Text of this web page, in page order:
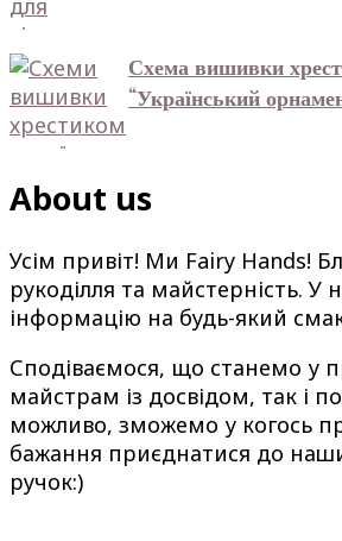
Схема вишивки
“Український
About us
Усім привіт! Ми Fairy Hands!
рукоділля та майстерність. У
інформацію на будь-який
Сподіваємося, що станемо у
майстрам із досвідом, так і
можливо, зможемо у когось
бажання приєднатися до
ручок:)